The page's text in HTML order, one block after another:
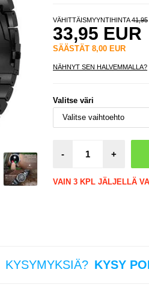
VÄHITTÄISMYYNTIHINTA41,95
33,95 EUR
SÄÄSTÄT8,00 EUR
NÄHNYT SEN HALVEMMALLA?
Valitse väri
- +
VAIN 3 KPL JÄLJELLÄ
KYSYMYKSIÄ? KYSY